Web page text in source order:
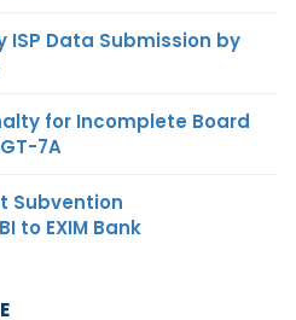
ISP Data Submission by
for Incomplete Board
7A
Subvention
to EXIM Bank